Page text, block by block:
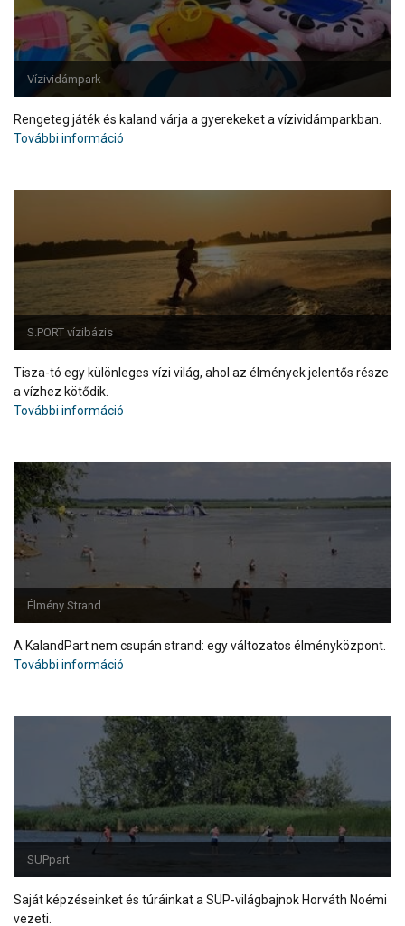
Vízividámpark
Rengeteg játék és kaland várja a gyerekeket a vízividámparkban.
További információ
S.PORT vízibázis
Tisza-tó egy különleges vízi világ, ahol az élmények jelentős része
a vízhez kötődik.
További információ
Élmény Strand
A KalandPart nem csupán strand: egy változatos élményközpont.
További információ
SUPpart
Saját képzéseinket és túráinkat a SUP-világbajnok Horváth Noémi
vezeti.